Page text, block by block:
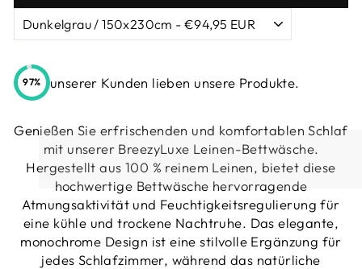
97% unserer Kunden lieben unsere Produkte.
Genießen Sie erfrischenden und komfortablen Schlaf
mit unserer BreezyLuxe Leinen-Bettwäsche.
Hergestellt aus 100 % reinem Leinen, bietet diese
hochwertige Bettwäsche hervorragende
Atmungsaktivität und Feuchtigkeitsregulierung für
eine kühle und trockene Nachtruhe. Das elegante,
monochrome Design ist eine stilvolle Ergänzung für
jedes Schlafzimmer, während das natürliche